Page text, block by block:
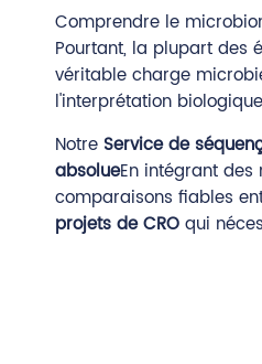
Comprendre le
Pourtant, la plupart des
véritable charge
l'interprétation
Notre Service de
absolueEn intégrant
comparaisons fiables
projets de CRO qui